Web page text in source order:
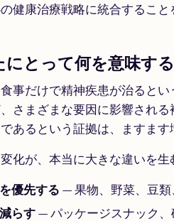
健康治療戦略に統合すること
にとって何を意味す
事だけで精神疾患が治ると
さまざまな要因に影響され
あるという証拠は、ますます
化が、本当に大きな違いを生
優先する — 果物、野菜、豆類
らす— パッケージスナック、